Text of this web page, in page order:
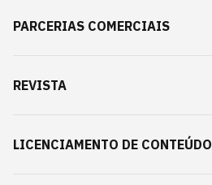
PARCERIAS COMERCIAIS
REVISTA
LICENCIAMENTO DE CONTEÚDO